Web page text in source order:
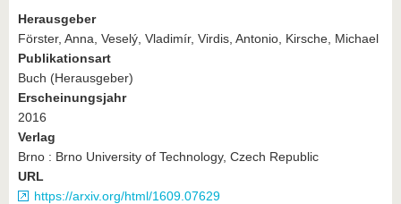
Herausgeber
Förster, Anna, Veselý, Vladimír, Virdis, Antonio, Kirsche, Michael
Publikationsart
Buch (Herausgeber)
Erscheinungsjahr
2016
Verlag
Brno : Brno University of Technology, Czech Republic
URL
https://arxiv.org/html/1609.07629